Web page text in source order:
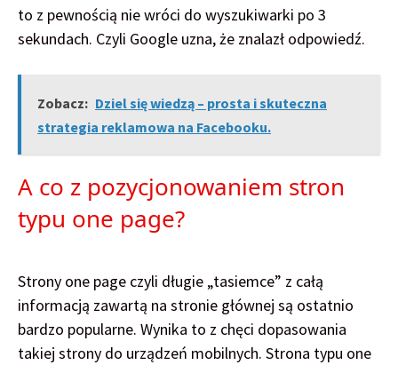
to z pewnością nie wróci do wyszukiwarki po 3
sekundach. Czyli Google uzna, że znalazł odpowiedź.
Zobacz: Dziel się wiedzą – prosta i skuteczna
strategia reklamowa na Facebooku.
A co z pozycjonowaniem stron
typu one page?
Strony one page czyli długie „tasiemce” z całą
informacją zawartą na stronie głównej są ostatnio
bardzo popularne. Wynika to z chęci dopasowania
takiej strony do urządzeń mobilnych. Strona typu one